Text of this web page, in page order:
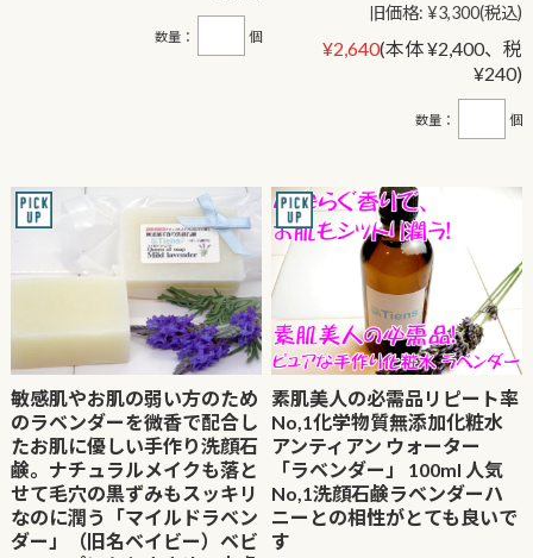
数量： 個
旧価格: ¥3,300(税込)
¥2,640(本体 ¥2,400、税
¥240)
数量： 個
敏感肌やお肌の弱い方のため
のラベンダーを微香で配合し
たお肌に優しい手作り洗顔石
鹸。ナチュラルメイクも落と
せて毛穴の黒ずみもスッキリ
なのに潤う「マイルドラベン
ダー」（旧名ベイビー）ベビ
素肌美人の必需品リピート率
No,1化学物質無添加化粧水
アンティアン ウォーター
「ラベンダー」 100ml 人気
No,1洗顔石鹸ラベンダーハ
ニーとの相性がとても良いで
す